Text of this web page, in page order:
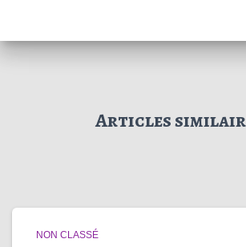
Articles
NON CLASSÉ